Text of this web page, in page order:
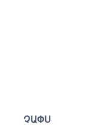
ՉԱՓՍ